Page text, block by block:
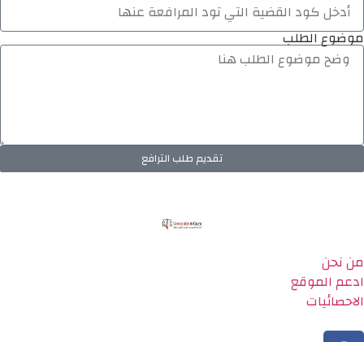
موضوع الطلب
تقديم طلب الترافع
من نحن
ادعم الموقع
الاحصائيات